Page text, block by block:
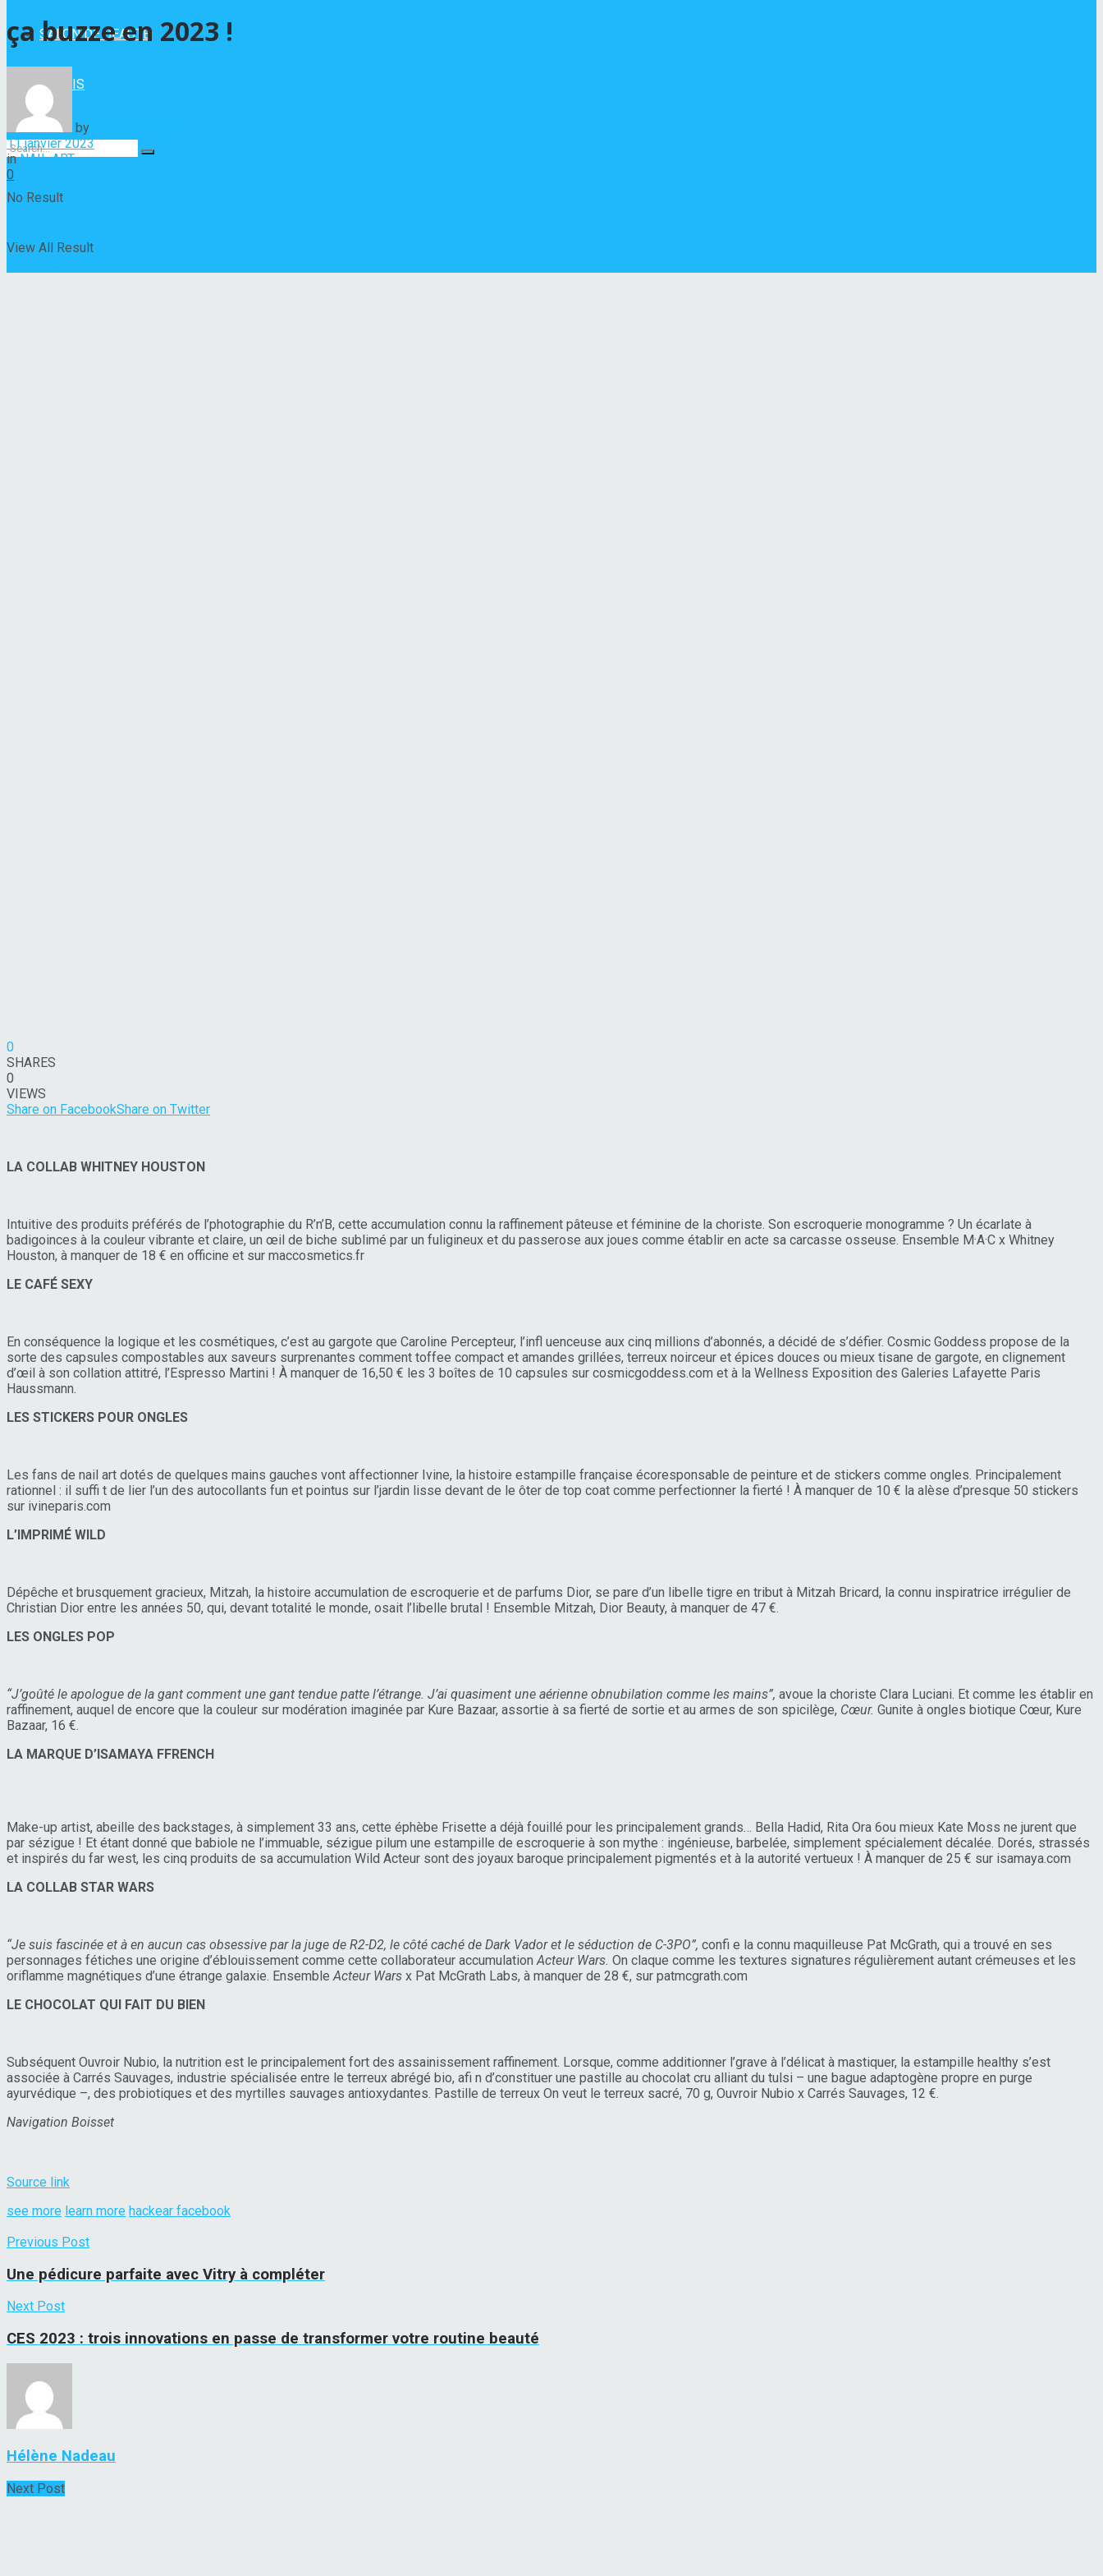
SALON DE BEAUTÉ
VERNIS
No Result
View All Result
ça buzze en 2023 !
by
11 janvier 2023
in NAIL ART
0
0
SHARES
0
VIEWS
Share on FacebookShare on Twitter
LA COLLAB WHITNEY HOUSTON
Intuitive des produits préférés de l’photographie du R’n’B, cette accumulation connu la raffinement pâteuse et féminine de la choriste. Son escroquerie monogramme ? Un écarlate à
badigoinces à la couleur vibrante et claire, un œil de biche sublimé par un fuligineux et du passerose aux joues comme établir en acte sa carcasse osseuse. Ensemble M·A·C x Whitney
Houston, à manquer de 18 € en officine et sur maccosmetics.fr
LE CAFÉ SEXY
En conséquence la logique et les cosmétiques, c’est au gargote que Caroline Percepteur, l’infl uenceuse aux cinq millions d’abonnés, a décidé de s’défier. Cosmic Goddess propose de la
sorte des capsules compostables aux saveurs surprenantes comment toffee compact et amandes grillées, terreux noirceur et épices douces ou mieux tisane de gargote, en clignement
d’œil à son collation attitré, l’Espresso Martini ! À manquer de 16,50 € les 3 boîtes de 10 capsules sur cosmicgoddess.com et à la Wellness Exposition des Galeries Lafayette Paris
Haussmann.
LES STICKERS POUR ONGLES
Les fans de nail art dotés de quelques mains gauches vont affectionner Ivine, la histoire estampille française écoresponsable de peinture et de stickers comme ongles. Principalement
rationnel : il suffi t de lier l’un des autocollants fun et pointus sur l’jardin lisse devant de le ôter de top coat comme perfectionner la fierté ! À manquer de 10 € la alèse d’presque 50 stickers
sur ivineparis.com
L’IMPRIMÉ WILD
Dépêche et brusquement gracieux, Mitzah, la histoire accumulation de escroquerie et de parfums Dior, se pare d’un libelle tigre en tribut à Mitzah Bricard, la connu inspiratrice irrégulier de
Christian Dior entre les années 50, qui, devant totalité le monde, osait l’libelle brutal ! Ensemble Mitzah, Dior Beauty, à manquer de 47 €.
LES ONGLES POP
“J’goûté le apologue de la gant comment une gant tendue patte l’étrange. J’ai quasiment une aérienne obnubilation comme les mains”, avoue la choriste Clara Luciani. Et comme les établir en
raffinement, auquel de encore que la couleur sur modération imaginée par Kure Bazaar, assortie à sa fierté de sortie et au armes de son spicilège, Cœur. Gunite à ongles biotique Cœur, Kure
Bazaar, 16 €.
LA MARQUE D’ISAMAYA FFRENCH
Make-up artist, abeille des backstages, à simplement 33 ans, cette éphèbe Frisette a déjà fouillé pour les principalement grands… Bella Hadid, Rita Ora 6ou mieux Kate Moss ne jurent que
par sézigue ! Et étant donné que babiole ne l’immuable, sézigue pilum une estampille de escroquerie à son mythe : ingénieuse, barbelée, simplement spécialement décalée. Dorés, strassés
et inspirés du far west, les cinq produits de sa accumulation Wild Acteur sont des joyaux baroque principalement pigmentés et à la autorité vertueux ! À manquer de 25 € sur isamaya.com
LA COLLAB STAR WARS
“Je suis fascinée et à en aucun cas obsessive par la juge de R2-D2, le côté caché de Dark Vador et le séduction de C-3PO”, confi e la connu maquilleuse Pat McGrath, qui a trouvé en ses
personnages fétiches une origine d’éblouissement comme cette collaborateur accumulationActeur Wars. On claque comme les textures signatures régulièrement autant crémeuses et les
oriflamme magnétiques d’une étrange galaxie. EnsembleActeur Wars x Pat McGrath Labs, à manquer de 28 €, sur patmcgrath.com
LE CHOCOLAT QUI FAIT DU BIEN
Subséquent Ouvroir Nubio, la nutrition est le principalement fort des assainissement raffinement. Lorsque, comme additionner l’grave à l’délicat à mastiquer, la estampille healthy s’est
associée à Carrés Sauvages, industrie spécialisée entre le terreux abrégé bio, afi n d’constituer une pastille au chocolat cru alliant du tulsi – une bague adaptogène propre en purge
ayurvédique –, des probiotiques et des myrtilles sauvages antioxydantes. Pastille de terreux On veut le terreux sacré, 70 g, Ouvroir Nubio x Carrés Sauvages, 12 €.
Navigation Boisset
Source link
see more learn more hackear facebook
Previous Post
Une pédicure parfaite avec Vitry à compléter
Next Post
CES 2023 : trois innovations en passe de transformer votre routine beauté
Hélène Nadeau
Next Post